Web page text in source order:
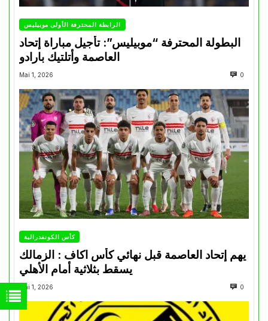
الرابطة المحترفة الأولى موبيليس
البطولة المحترفة “موبيليس”: تأجيل مباراة إتحاد
العاصمة وأتلتيك بارادو
Mai 1, 2026 0
كأس الكونفدرالية
يهم إتحاد العاصمة قبل نهائي كأس اكاف : الزمالك
Mai 1, 2026 0